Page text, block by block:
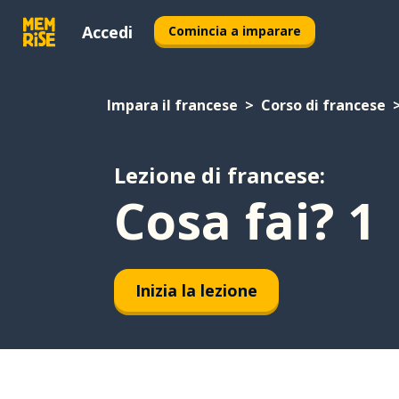
Accedi Comincia a imparare
Impara il francese Corso di francese
Lezione di francese:
Cosa fai? 1
Inizia la lezione